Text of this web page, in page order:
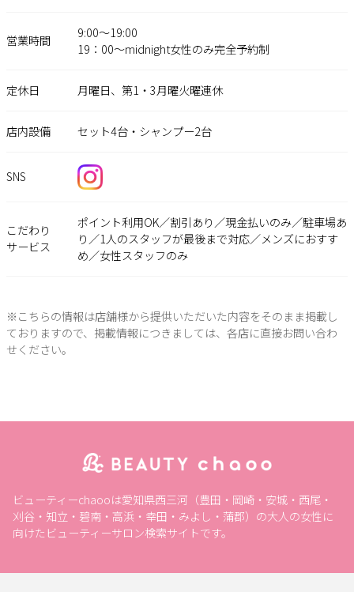
営業時間
9:00〜19:00
19：00〜midnight女性のみ完全予約制
定休日 月曜日、第1・3月曜火曜連休
店内設備 セット4台・シャンプー2台
SNS
こだわり
サービス
ポイント利用OK／割引あり／現金払いのみ／駐車場あ
り／1人のスタッフが最後まで対応／メンズにおすす
め／女性スタッフのみ
※こちらの情報は店舗様から提供いただいた内容をそのまま掲載し
ておりますので、掲載情報につきましては、各店に直接お問い合わ
せください。
ビューティーchaooは愛知県西三河（豊田・岡崎・安城・西尾・
刈谷・知立・碧南・高浜・幸田・みよし・蒲郡）の大人の女性に
向けたビューティーサロン検索サイトです。